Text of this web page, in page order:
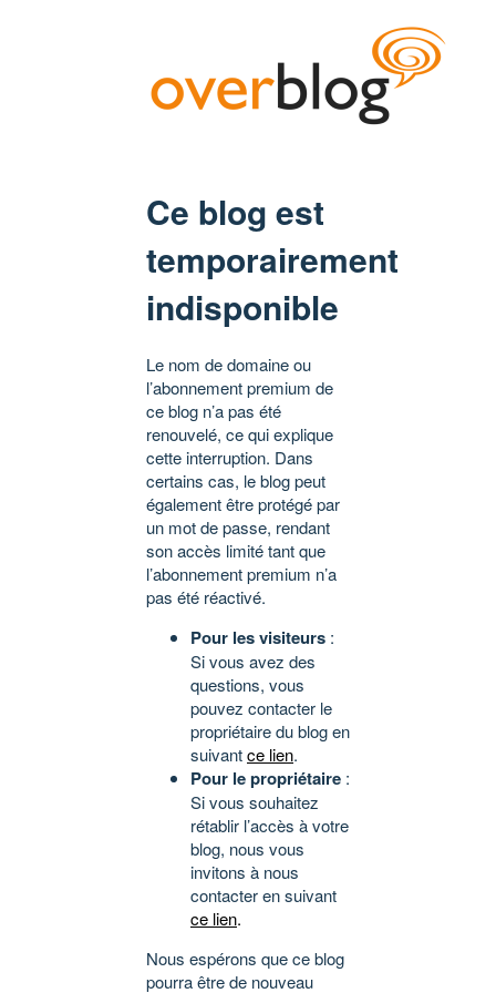
Ce blog est
temporairement
indisponible
Le nom de domaine ou
l’abonnement premium de
ce blog n’a pas été
renouvelé, ce qui explique
cette interruption. Dans
certains cas, le blog peut
également être protégé par
un mot de passe, rendant
son accès limité tant que
l’abonnement premium n’a
pas été réactivé.
Pour les visiteurs :
Si vous avez des
questions, vous
pouvez contacter le
propriétaire du blog en
suivantce lien.
Pour le propriétaire :
Si vous souhaitez
rétablir l’accès à votre
blog, nous vous
invitons à nous
contacter en suivant
ce lien.
Nous espérons que ce blog
pourra être de nouveau